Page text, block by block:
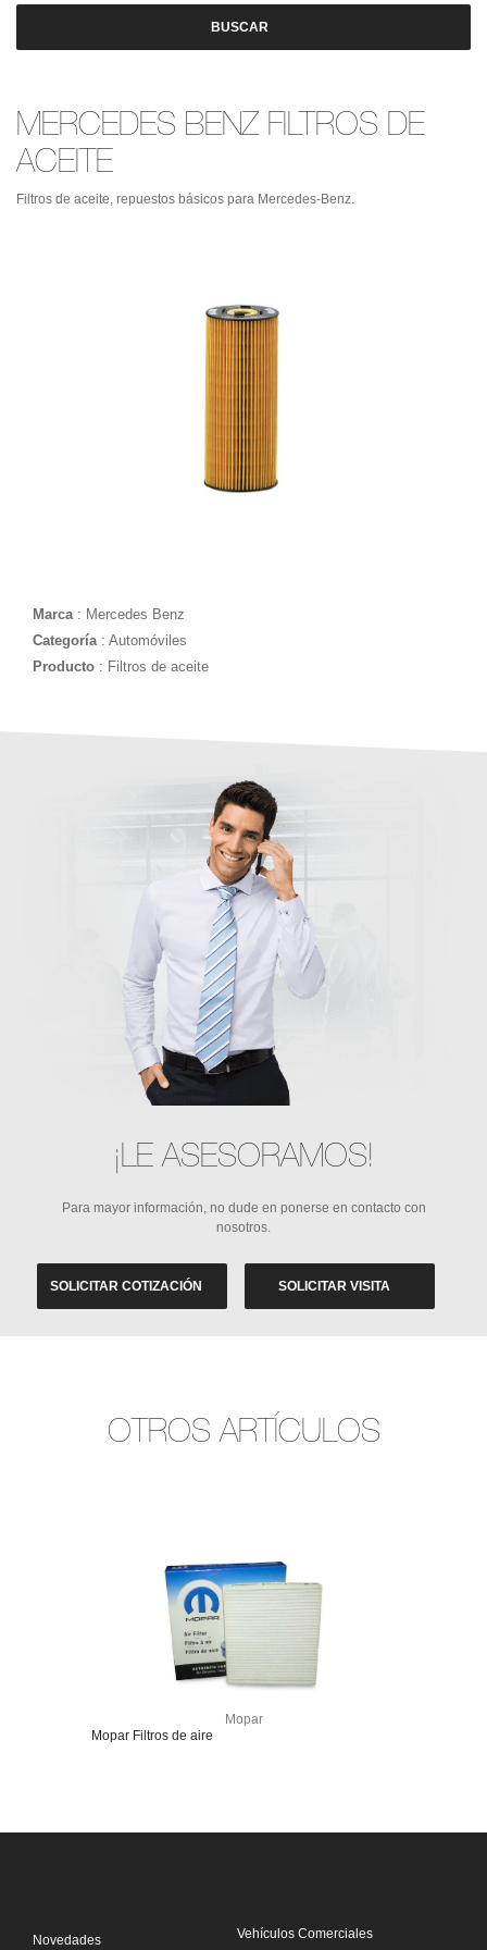
BUSCAR
MERCEDES BENZ FILTROS DE
ACEITE
Filtros de aceite, repuestos básicos para Mercedes-Benz.
Marca : Mercedes Benz
Categoría : Automóviles
Producto : Filtros de aceite
¡LE ASESORAMOS!
Para mayor información, no dude en ponerse en contacto con
nosotros.
SOLICITAR COTIZACIÓN SOLICITAR VISITA
OTROS ARTÍCULOS
Mopar
Mopar Filtros de aire
Novedades Vehículos Comerciales